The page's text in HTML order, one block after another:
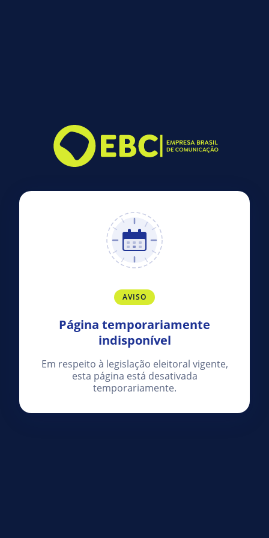
AVISO
Página temporariamente
indisponível
Em respeito à legislação eleitoral vigente,
esta página está desativada
temporariamente.